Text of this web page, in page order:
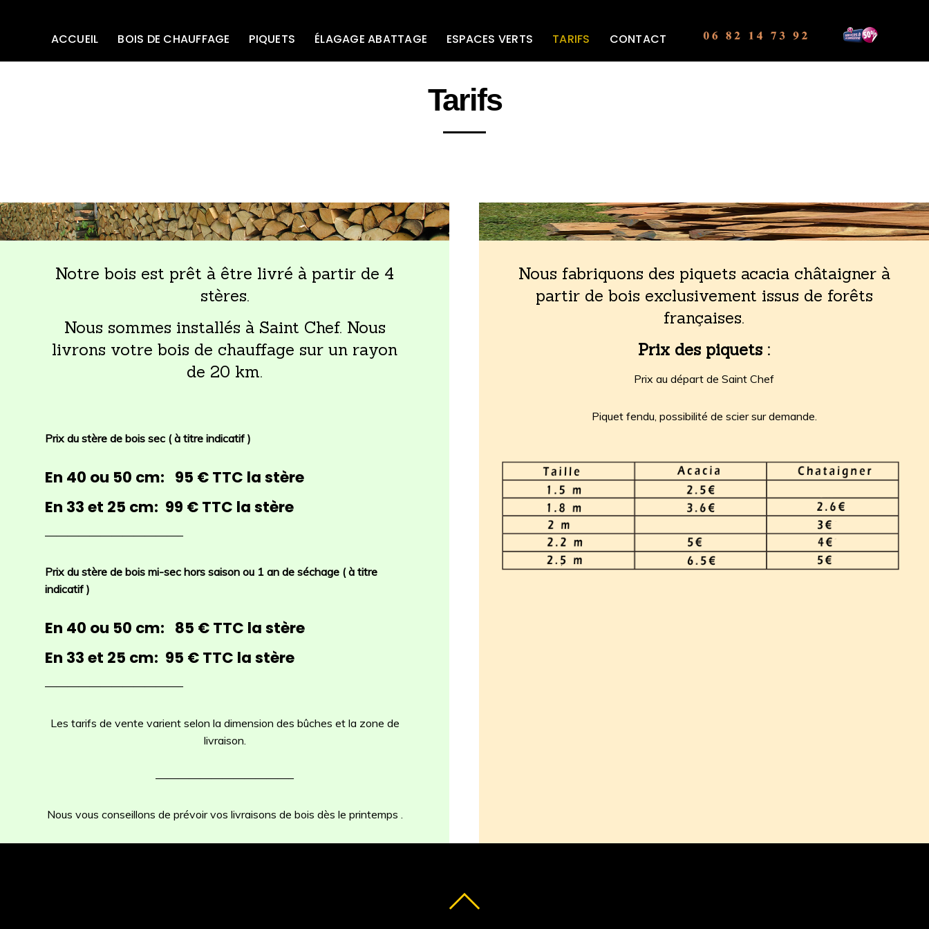
ACCUEIL BOIS DE CHAUFFAGE PIQUETS ÉLAGAGE ABATTAGE ESPACES VERTS TARIFS CONTACT
Tarifs
Notre bois est prêt à être livré à partir de 4
stères.
Nous sommes installés à Saint Chef. Nous
livrons votre bois de chauffage sur un rayon
de 20 km.
Prix du stère de bois sec ( à titre indicatif )
En 40 ou 50 cm: 95 € TTC la stère
En 33 et 25 cm: 99 € TTC la stère
————————————–
Prix du stère de bois mi-sec hors saison ou 1 an de séchage ( à titre
indicatif )
En 40 ou 50 cm: 85 € TTC la stère
En 33 et 25 cm: 95 € TTC la stère
————————————–
Les tarifs de vente varient selon la dimension des bûches et la zone de
livraison.
————————————–
Nous vous conseillons de prévoir vos livraisons de bois dès le printemps .
Nous fabriquons des piquets acacia châtaigner à
partir de bois exclusivement issus de forêts
françaises.
Prix des piquets :
Prix au départ de Saint Chef
Piquet fendu, possibilité de scier sur demande.